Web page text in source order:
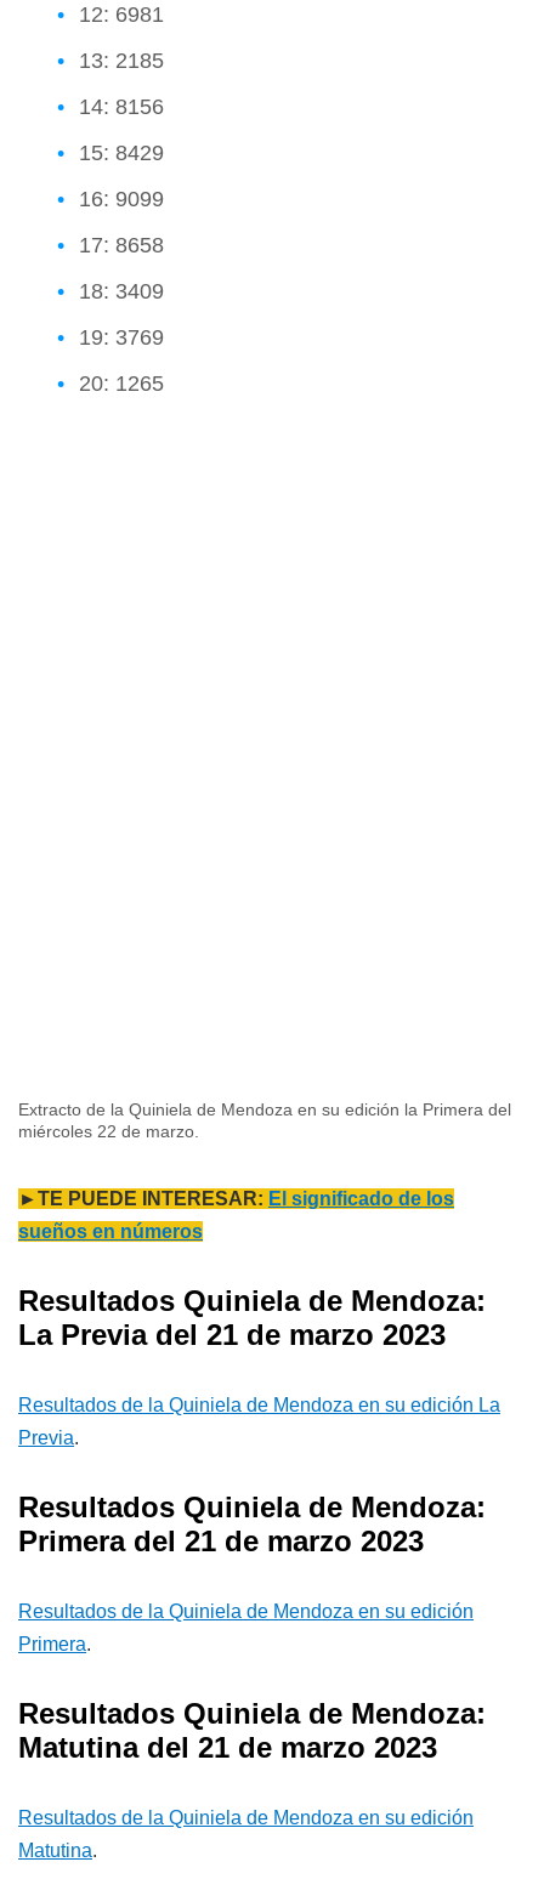
12: 6981
13: 2185
14: 8156
15: 8429
16: 9099
17: 8658
18: 3409
19: 3769
20: 1265
Extracto de la Quiniela de Mendoza en su edición la Primera del
miércoles 22 de marzo.
►TE PUEDE INTERESAR: El significado de los
sueños en números
Resultados Quiniela de Mendoza:
La Previa del 21 de marzo 2023
Resultados de la Quiniela de Mendoza en su edición La
Previa.
Resultados Quiniela de Mendoza:
Primera del 21 de marzo 2023
Resultados de la Quiniela de Mendoza en su edición
Primera.
Resultados Quiniela de Mendoza:
Matutina del 21 de marzo 2023
Resultados de la Quiniela de Mendoza en su edición
Matutina.